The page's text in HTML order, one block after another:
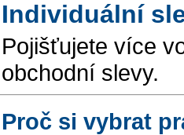
Individuální
Pojišťujete více
obchodní slevy.
Proč si vybrat